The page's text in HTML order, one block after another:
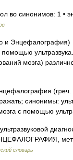
во синонимов: 1 •
и
мозга)
(греч.
синонимы:
с помощью
метод
словарь